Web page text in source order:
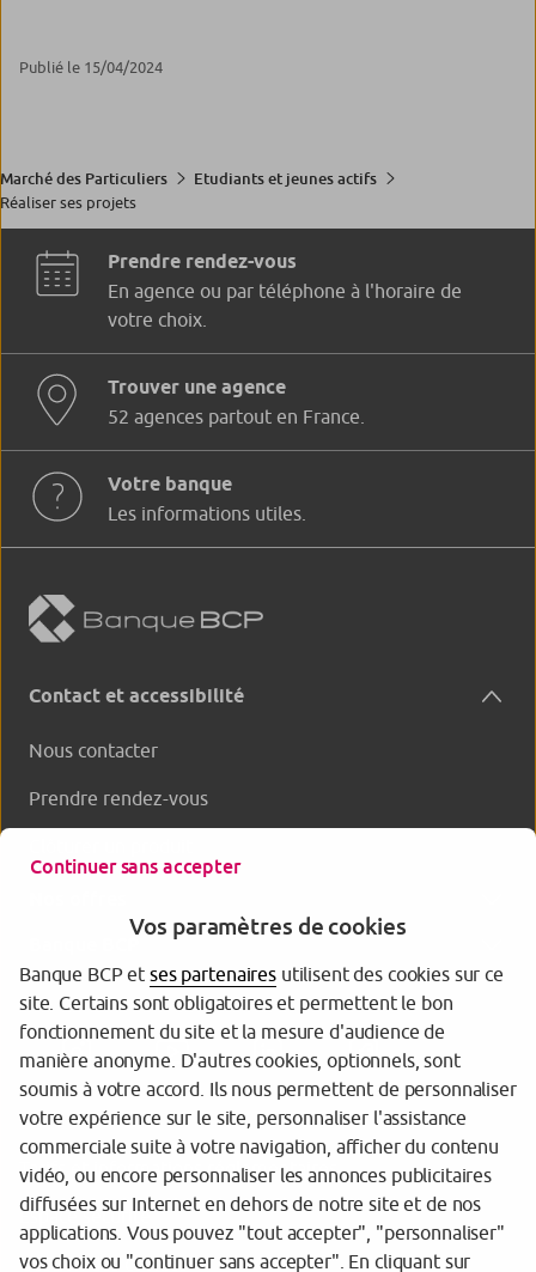
Publié le 15/04/2024
Marché des Particuliers
Etudiants et jeunes actifs
Réaliser ses projets
Prendre rendez-vous
En agence ou par téléphone à l'horaire de
votre choix.
Trouver une agence
52 agences partout en France.
Votre banque
Les informations utiles.
Contact et accessibilité
Nous contacter
Prendre rendez-vous
Tarifs et informations réglementaires
Espace sécurité
Gestion des cookies
Continuer sans accepter
Vos paramètres de cookies
Banque BCP etses partenairesutilisent des cookies sur ce
site. Certains sont obligatoires et permettent le bon
fonctionnement du site et la mesure d'audience de
manière anonyme. D'autres cookies, optionnels, sont
soumis à votre accord. Ils nous permettent de personnaliser
votre expérience sur le site, personnaliser l'assistance
commerciale suite à votre navigation, afficher du contenu
vidéo, ou encore personnaliser les annonces publicitaires
diffusées sur Internet en dehors de notre site et de nos
applications. Vous pouvez "tout accepter", "personnaliser"
vos choix ou "continuer sans accepter". En cliquant sur